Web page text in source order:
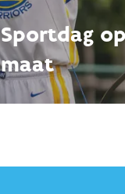
Sportdag
maat